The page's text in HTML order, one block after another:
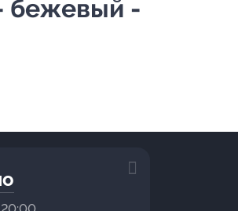
бежевый -